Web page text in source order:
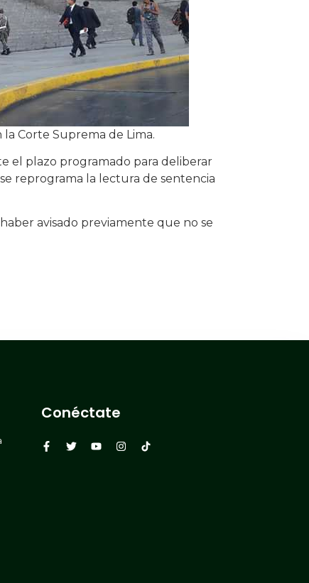
Corte Suprema de Lima.
el plazo programado para deliberar
reprograma la lectura de sentencia
avisado previamente que no se
Conéctate